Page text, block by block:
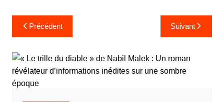
Navigation
de
l’article
Précédent Suivant